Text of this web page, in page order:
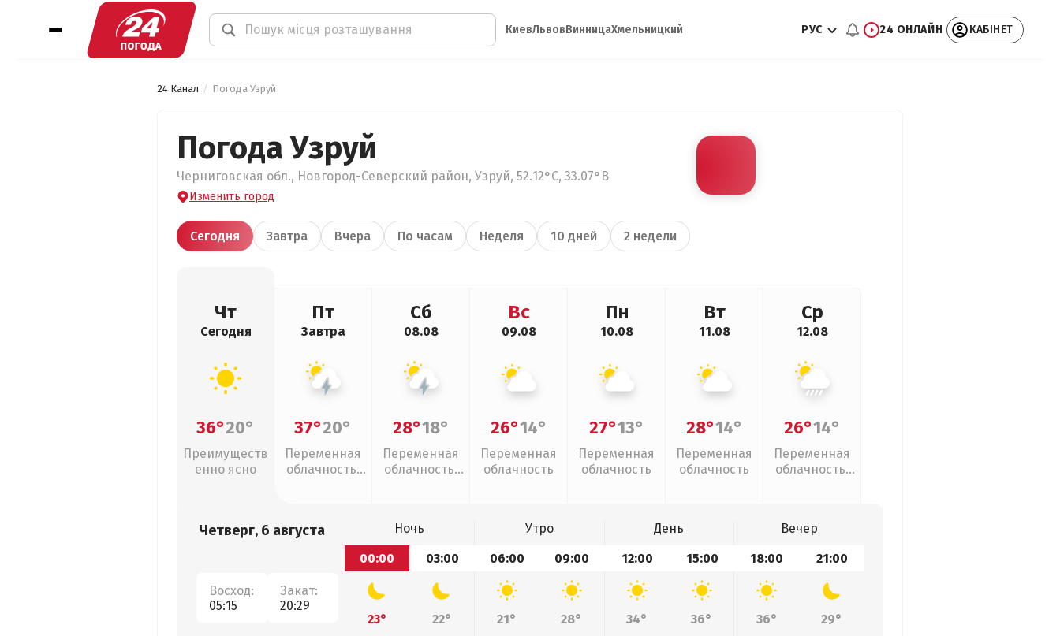
КиевЛьвовВинницаХмельницкий РУС 24 ОНЛАЙН КАБІНЕТ
24 Канал Погода Узруй
Погода Узруй
Черниговская обл., Новгород-Северский район, Узруй, 52.12°С, 33.07°В
Изменить город
Сегодня Завтра Вчера По часам Неделя 10 дней 2 недели
Чт
Сегодня
36°20°
Преимуществ
енно ясно
Пт
Завтра
37°20°
Переменная
облачность,
Сб
08.08
28°18°
Переменная
облачность,
Вс
09.08
26°14°
Переменная
облачность
Пн
10.08
27°13°
Переменная
облачность
Вт
11.08
28°14°
Переменная
облачность
Ср
12.08
26°14°
Переменная
облачность,
Четверг, 6 августа
Восход:
05:15
Закат:
20:29
Ночь Утро День
Вечер
00:00
03:00 06:00 09:00 12:00 15:00 18:00 21:00
23° 22° 21° 28° 34° 36° 36°
29°